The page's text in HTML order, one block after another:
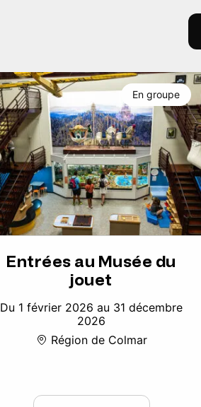
Entrées au Musée du
jouet
Du 1 février 2026 au 31 décembre
2026
Région de Colmar
En groupe